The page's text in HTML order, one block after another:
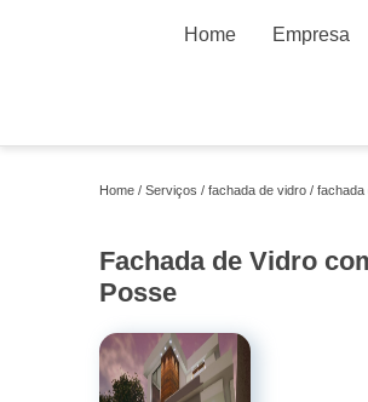
Home Empresa
Home Serviços fachada de vidro fachada
Fachada de Vidro
Posse